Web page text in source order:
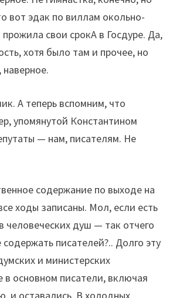
вот эдак по виллам окольно-
свои срокА в Госдуре. Да,
хотя было там и прочее, но
А теперь вспомним, что
упомянутой Константином
— нам, писателям. Не
содержание по выходе на
ходы записаны. Мол, если есть
человеческих душ — так отчего
содержать писателей?.. Долго эту
и министерских
в основном писатели, включая